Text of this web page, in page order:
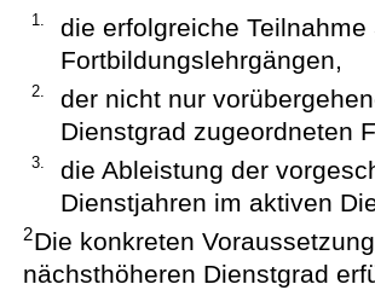
1.
die erfolgreiche
Fortbildungslehrgängen,
2.
der nicht nur
Dienstgrad zugeordneten
3.
die Ableistung der
Dienstjahren im aktiven
2Die konkreten
nächsthöheren Dienstgrad